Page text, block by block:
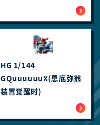
HG 1/144
GQuuuuuuX(恩底弥翁
装置觉醒时)